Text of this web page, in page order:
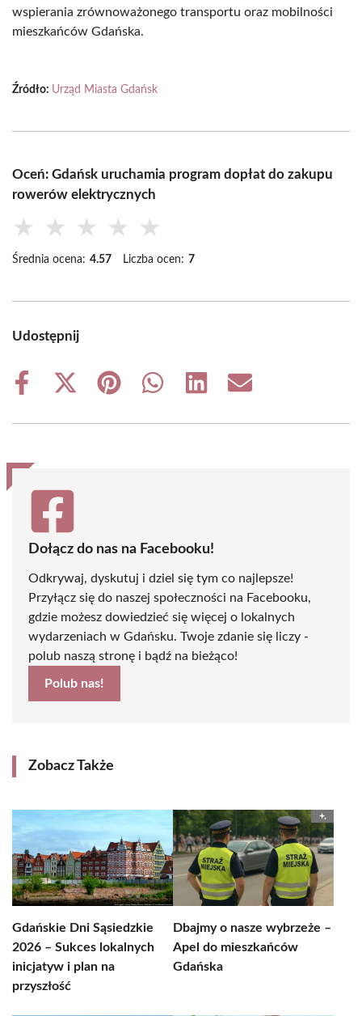
wspierania zrównoważonego transportu oraz mobilności
mieszkańców Gdańska.
Źródło: Urząd Miasta Gdańsk
Oceń: Gdańsk uruchamia program dopłat do zakupu
rowerów elektrycznych
★ ★ ★ ★ ★
Średnia ocena: 4.57 Liczba ocen: 7
Udostępnij
Share
Share
(Twitter)
Share
Share
Share
Share
Dołącz do nas na Facebooku!
Odkrywaj, dyskutuj i dziel się tym co najlepsze!
Przyłącz się do naszej społeczności na Facebooku,
gdzie możesz dowiedzieć się więcej o lokalnych
wydarzeniach w Gdańsku. Twoje zdanie się liczy -
polub naszą stronę i bądź na bieżąco!
Polub nas!
Zobacz Także
Gdańskie Dni Sąsiedzkie
2026 – Sukces lokalnych
inicjatyw i plan na
przyszłość
Dbajmy o nasze wybrzeże –
Apel do mieszkańców
Gdańska